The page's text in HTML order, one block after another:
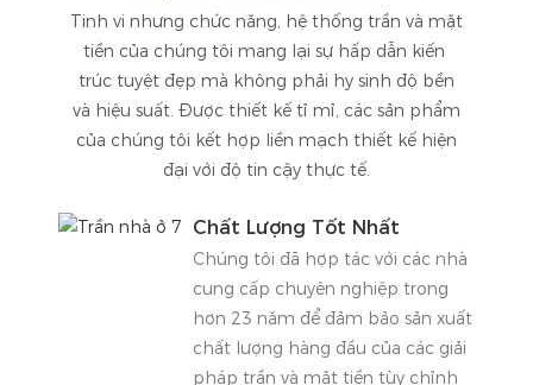
Tinh vi nhưng chức năng, hệ thống trần và mặt
tiền của chúng tôi mang lại sự hấp dẫn kiến ​​
trúc tuyệt đẹp mà không phải hy sinh độ bền
và hiệu suất. Được thiết kế tỉ mỉ, các sản phẩm
của chúng tôi kết hợp liền mạch thiết kế hiện
đại với độ tin cậy thực tế.
Chất Lượng Tốt Nhất
Chúng tôi đã hợp tác với các nhà
cung cấp chuyên nghiệp trong
hơn 23 năm để đảm bảo sản xuất
chất lượng hàng đầu của các giải
pháp trần và mặt tiền tùy chỉnh